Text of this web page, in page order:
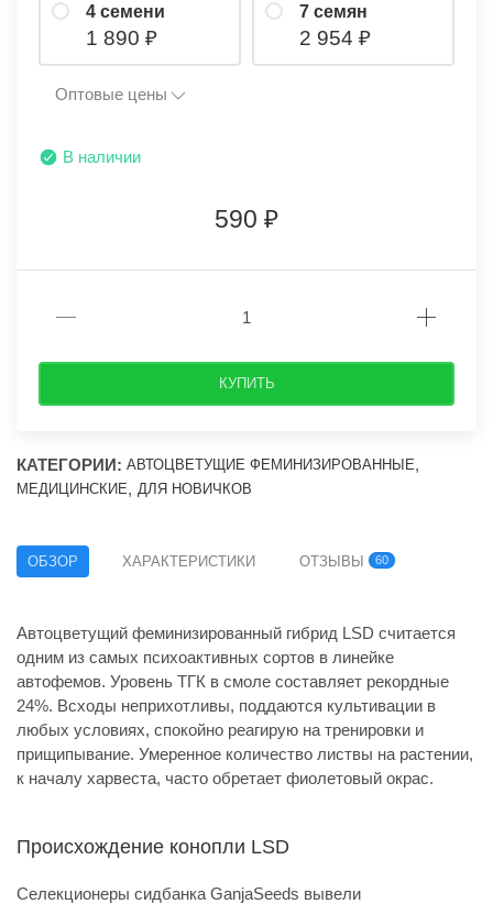
4 семени
1 890
7 семян
2 954
Оптовые цены
В наличии
590
КУПИТЬ
КАТЕГОРИИ: АВТОЦВЕТУЩИЕ ФЕМИНИЗИРОВАННЫЕ,
МЕДИЦИНСКИЕ, ДЛЯ НОВИЧКОВ
ОБЗОР ХАРАКТЕРИСТИКИ ОТЗЫВЫ 60
Автоцветущий феминизированный гибрид LSD считается
одним из самых психоактивных сортов в линейке
автофемов. Уровень ТГК в смоле составляет рекордные
24%. Всходы неприхотливы, поддаются культивации в
любых условиях, спокойно реагирую на тренировки и
прищипывание. Умеренное количество листвы на растении,
к началу харвеста, часто обретает фиолетовый окрас.
Происхождение конопли LSD
Селекционеры сидбанка GanjaSeeds вывели